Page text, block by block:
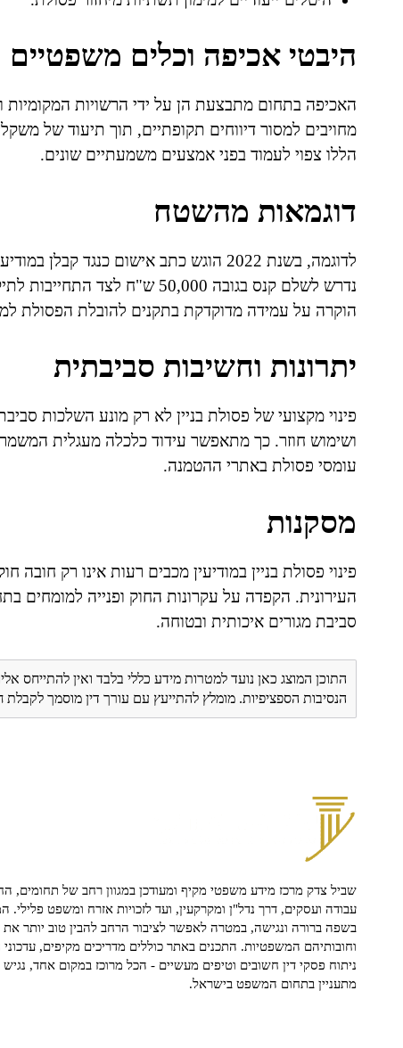
היבטי אכיפה וכלים משפטיים
האכיפה בתחום מתבצעת הן על ידי הרשויות המקומיות
מחויבים למסור דיווחים תקופתיים, תוך תיעוד של
הללו צפוי לעמוד בפני אמצעים משמעתיים שונים.
דוגמאות מהשטח
לדוגמה, בשנת 2022 הוגש כתב אישום
נדרש לשלם קנס בגובה 50,000
הוקרה על עמידה מדוקדקת בתקנים להובלת הפסולת
יתרונות וחשיבות סביבתית
פינוי מקצועי של פסולת בניין לא רק מונע השלכות
ושימוש חוזר. כך מתאפשר עידוד כלכלה מעגלית
עומסי פסולת באתרי ההטמנה.
מסקנות
פינוי פסולת בניין במודיעין מכבים רעות אינו רק
העירונית. הקפדה על עקרונות החוק ופנייה למומחים
סביבת מגורים איכותית ובטוחה.
התוכן המוצג כאן נועד למטרות מידע כללי בלבד ואין להתייחס
הנסיבות הספציפיות. מומלץ להתייעץ עם עורך דין מוסמך
שביל צדק מרכז מידע משפטי מקיף ומעודכן במגוון רחב של תחומים,
עבודה ועסקים, דרך נדל"ן ומקרקעין, ועד לזכויות אזרח ומשפט פלילי.
בשפה ברורה ונגישה, במטרה לאפשר לציבור הרחב להבין טוב יותר את
וחובותיהם המשפטיות. התכנים באתר כוללים מדריכים מקיפים,
ניתוח פסקי דין חשובים וטיפים מעשיים - הכל מרוכז במקום אחד, נגיש
מתעניין בתחום המשפט בישראל.